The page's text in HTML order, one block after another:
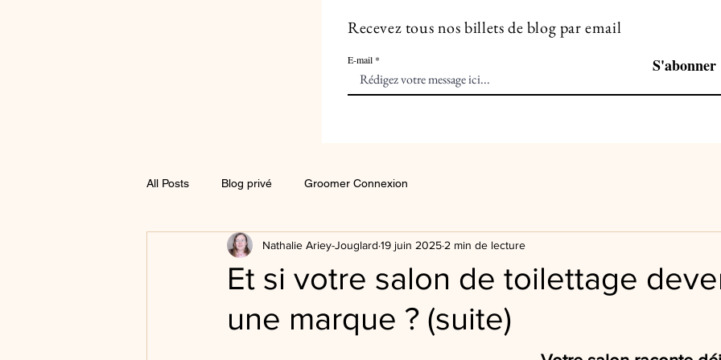
Recevez tous nos billets de blog par email
E-mail S'abonner
All Posts Blog privé Groomer Connexion
Et si votre salon de toilettage
une marque ? (suite)
Nathalie Ariey-Jouglard 19 juin 2025 2 min de lecture